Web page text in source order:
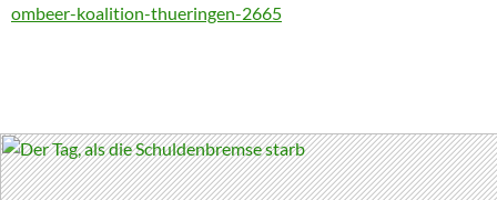
ombeer-koalition-thueringen-2665